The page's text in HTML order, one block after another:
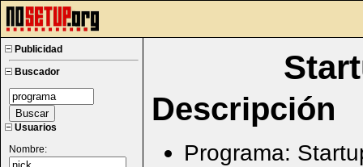
Publicidad
Buscador
Usuarios
Nombre:
Descripción
Programa: